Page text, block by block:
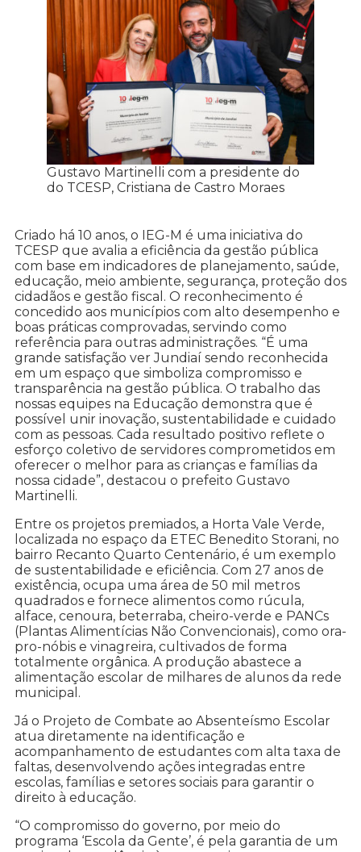
Gustavo Martinelli com a presidente do
do TCESP, Cristiana de Castro Moraes
Criado há 10 anos, o IEG-M é uma iniciativa do
TCESP que avalia a eficiência da gestão pública
com base em indicadores de planejamento, saúde,
educação, meio ambiente, segurança, proteção dos
cidadãos e gestão fiscal. O reconhecimento é
concedido aos municípios com alto desempenho e
boas práticas comprovadas, servindo como
referência para outras administrações. “É uma
grande satisfação ver Jundiaí sendo reconhecida
em um espaço que simboliza compromisso e
transparência na gestão pública. O trabalho das
nossas equipes na Educação demonstra que é
possível unir inovação, sustentabilidade e cuidado
com as pessoas. Cada resultado positivo reflete o
esforço coletivo de servidores comprometidos em
oferecer o melhor para as crianças e famílias da
nossa cidade”, destacou o prefeito Gustavo
Martinelli.
Entre os projetos premiados, a Horta Vale Verde,
localizada no espaço da ETEC Benedito Storani, no
bairro Recanto Quarto Centenário, é um exemplo
de sustentabilidade e eficiência. Com 27 anos de
existência, ocupa uma área de 50 mil metros
quadrados e fornece alimentos como rúcula,
alface, cenoura, beterraba, cheiro-verde e PANCs
(Plantas Alimentícias Não Convencionais), como ora-
pro-nóbis e vinagreira, cultivados de forma
totalmente orgânica. A produção abastece a
alimentação escolar de milhares de alunos da rede
municipal.
Já o Projeto de Combate ao Absenteísmo Escolar
atua diretamente na identificação e
acompanhamento de estudantes com alta taxa de
faltas, desenvolvendo ações integradas entre
escolas, famílias e setores sociais para garantir o
direito à educação.
“O compromisso do governo, por meio do
programa ‘Escola da Gente’, é pela garantia de um